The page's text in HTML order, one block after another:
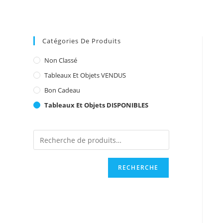
Catégories De Produits
Non Classé
Tableaux Et Objets VENDUS
Bon Cadeau
Tableaux Et Objets DISPONIBLES
RECHERCHE